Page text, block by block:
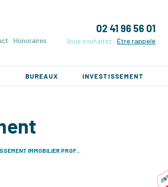
Honoraires
02 41 96 56 01
Vous souhaitez :Être rappelé
BUREAUX INVESTISSEMENT
IMMOBILIER PROF...